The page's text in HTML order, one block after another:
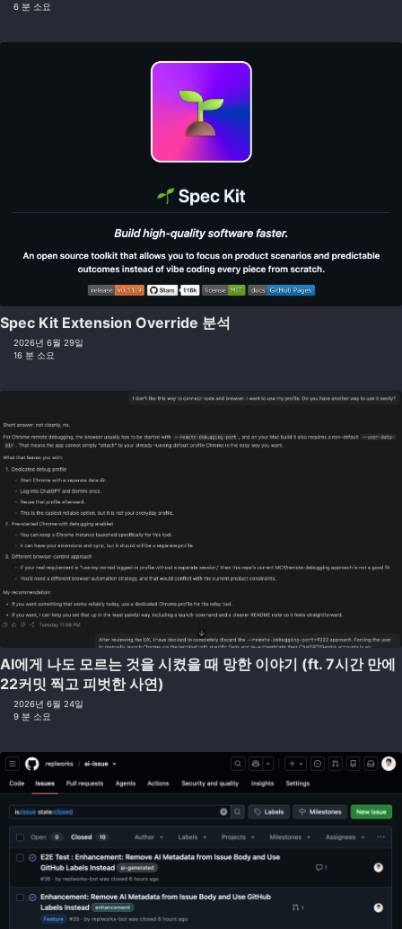
6 분 소요
Spec Kit Extension Override 분석
2026년 6월 29일
16 분 소요
AI에게 나도 모르는 것을 시켰을 때 망한 이야기 (ft. 7시간 만에
22커밋 찍고 피벗한 사연)
2026년 6월 24일
9 분 소요